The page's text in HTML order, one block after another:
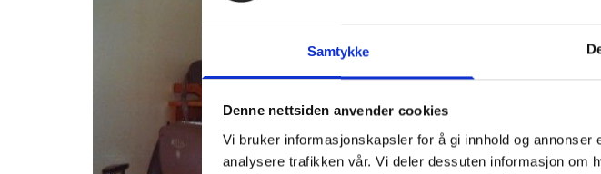
Samtykke
Denne nettsiden anvender cookies
Vi bruker informasjonskapsler for å gi innhold og
analysere trafikken vår. Vi deler dessuten informasjon om